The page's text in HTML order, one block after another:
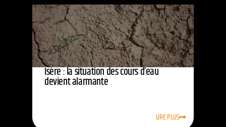
Isère : la situation des cours d’eau
devient alarmante
LIRE PLUS